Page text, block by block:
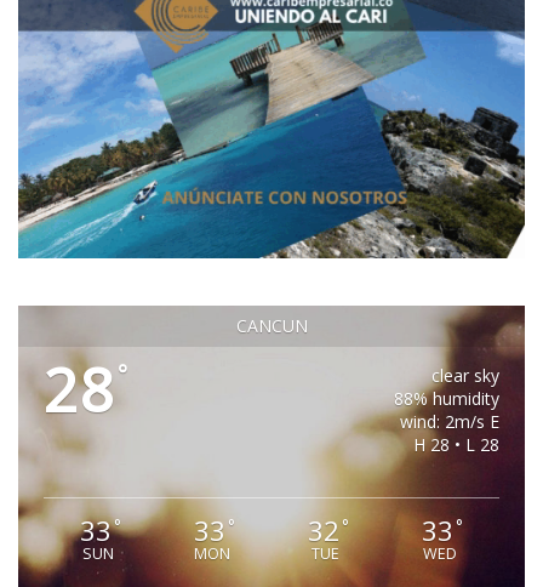
CANCUN
28°
clear sky
88% humidity
wind: 2m/s E
H 28 • L 28
33°
SUN
33°
MON
32°
TUE
33°
WED